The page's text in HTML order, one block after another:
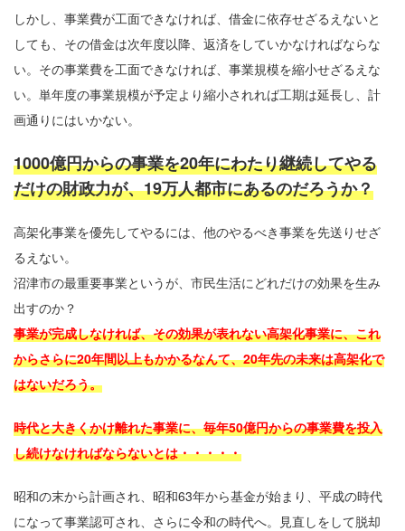
しかし、事業費が工面できなければ、借金に依存せざるえないと
しても、その借金は次年度以降、返済をしていかなければならな
い。その事業費を工面できなければ、事業規模を縮小せざるえな
い。単年度の事業規模が予定より縮小されれば工期は延長し、計
画通りにはいかない。
1000億円からの事業を20年にわたり継続してやる
だけの財政力が、19万人都市にあるのだろうか？
高架化事業を優先してやるには、他のやるべき事業を先送りせざ
るえない。
沼津市の最重要事業というが、市民生活にどれだけの効果を生み
出すのか？
事業が完成しなければ、その効果が表れない高架化事業に、これ
からさらに20年間以上もかかるなんて、20年先の未来は高架化で
はないだろう。
時代と大きくかけ離れた事業に、毎年50億円からの事業費を投入
し続けなければならないとは・・・・・
昭和の末から計画され、昭和63年から基金が始まり、平成の時代
になって事業認可され、さらに令和の時代へ。見直しをして脱却